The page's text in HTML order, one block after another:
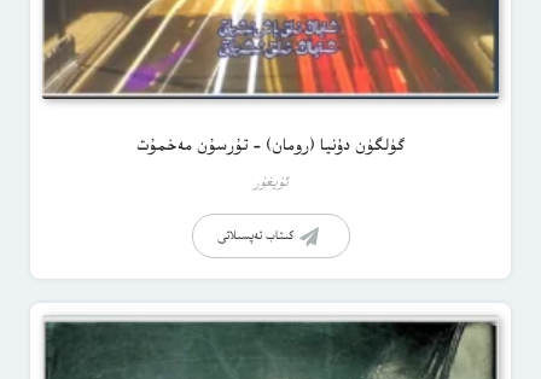
گۈلگۈن دۇنيا (رومان) – تۇرسۇن مەخمۇت
ئۇيغۇر
كىتاب تەپسىلاتى